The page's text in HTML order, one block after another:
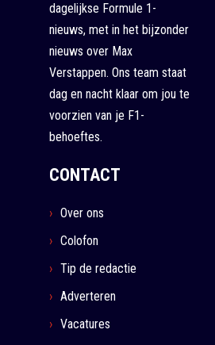
dagelijkse Formule 1-
nieuws, met in het bijzonder
nieuws over Max
Verstappen. Ons team staat
dag en nacht klaar om jou te
voorzien van je F1-
behoeftes.
CONTACT
Over ons
Colofon
Tip de redactie
Adverteren
Vacatures